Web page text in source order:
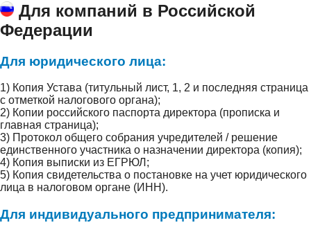
Для компаний в Российской
Федерации
Для юридического лица:
1) Копия Устава (титульный лист, 1, 2 и последняя страница
с отметкой налогового органа);
2) Копии российского паспорта директора (прописка и
главная страница);
3) Протокол общего собрания учредителей / решение
единственного участника о назначении директора (копия);
4) Копия выписки из ЕГРЮЛ;
5) Копия свидетельства о постановке на учет юридического
лица в налоговом органе (ИНН).
Для индивидуального предпринимателя: